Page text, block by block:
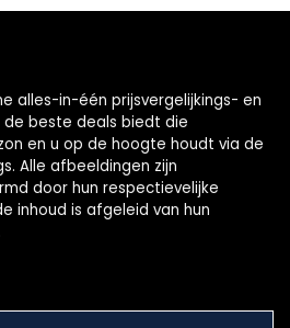
alles-in-één prijsvergelijkings- en
beste deals biedt die
en u op de hoogte houdt via de
Alle afbeeldingen zijn
door hun respectievelijke
inhoud is afgeleid van hun